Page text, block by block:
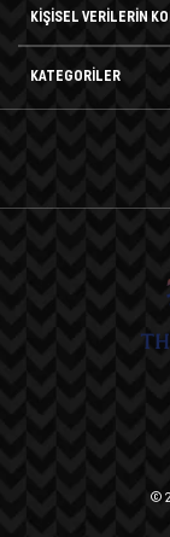
KİŞİSEL VERİLERİN
KATEGORİLER
©